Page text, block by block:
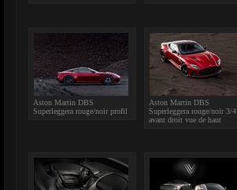
Aston Martin DBS
Superleggera rouge/noir profil
Aston Martin DBS
Superleggera rouge/noir 3/4
avant droit vue de haut